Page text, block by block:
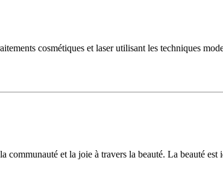
cosmétiques et laser utilisant les techniques
et la joie à travers la beauté. La beauté